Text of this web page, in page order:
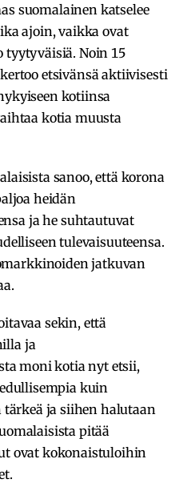
suomalainen katselee
ajoin, vaikka ovat
tyytyväisiä. Noin 15
etsivänsä aktiivisesti
kotiinsa
kotia muusta
sanoo, että korona
heidän
ja he suhtautuvat
tulevaisuuteensa.
jatkuvan
sekin, että
ja
moni kotia nyt etsii,
kuin
ja siihen halutaan
pitää
ovat kokonaistuloihin